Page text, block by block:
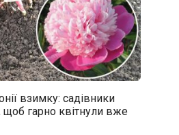
взимку: садівники
щоб гарно квітнули вже